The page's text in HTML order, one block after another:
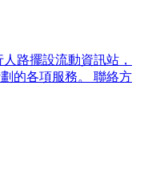
路擺設流動資訊站，
的各項服務。 聯絡方